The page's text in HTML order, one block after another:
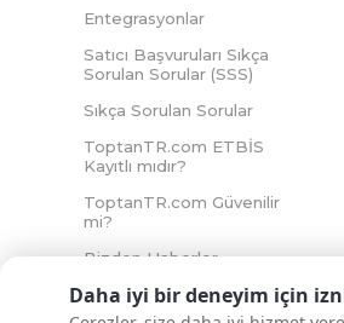
Daha iyi bir deneyim için
Entegrasyonlar
Satıcı Başvuruları Sıkça
Sorulan Sorular (SSS)
Sıkça Sorulan Sorular
ToptanTR.com ETBİS
Kayıtlı mıdır?
ToptanTR.com Güvenilir
mi?
Bizden Haberler